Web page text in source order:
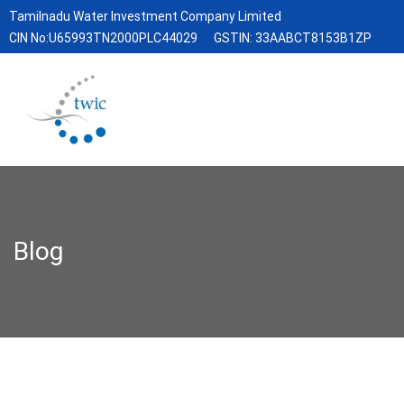
Tamilnadu Water Investment Company Limited
CIN No:U65993TN2000PLC44029
GSTIN: 33AABCT8153B1ZP
Blog